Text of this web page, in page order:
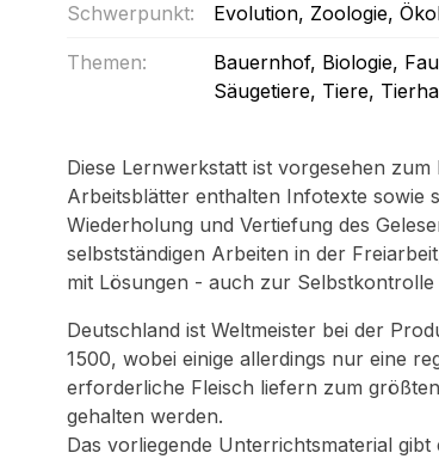
Schwerpunkt: Evolution, Zoologie,
Themen: Bauernhof, Biologie,
Säugetiere, Tiere,
Diese Lernwerkstatt ist vorgesehen
Arbeitsblätter enthalten Infotexte sowie
Wiederholung und Vertiefung des
selbstständigen Arbeiten in der
mit Lösungen - auch zur Selbstkontrolle
Deutschland ist Weltmeister bei der
1500, wobei einige allerdings nur eine
erforderliche Fleisch liefern zum
gehalten werden.
Das vorliegende Unterrichtsmaterial